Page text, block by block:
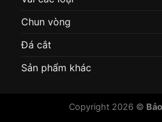
Chun vòng
Đá cắt
Sản phẩm khác
Copyright 2026 ©